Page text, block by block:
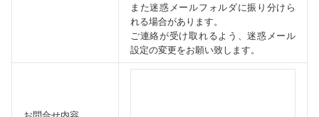
また迷惑メールフォルダに振り分けら
れる場合があります。
ご連絡が受け取れるよう、迷惑メール
設定の変更をお願い致します。